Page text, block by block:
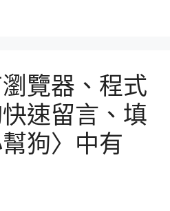
覽器、程式
速留言、填
狗〉中有